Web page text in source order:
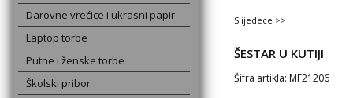
Darovne vrećice i ukrasni papir
Laptop torbe
Putne i ženske torbe
Školski pribor
Slijedece >>
ŠESTAR U KUTIJI
Šifra artikla: MF21206